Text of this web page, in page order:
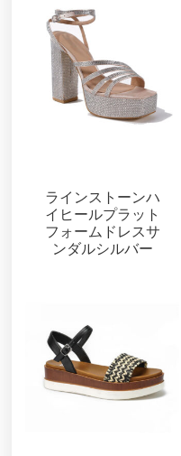
ラインストーンハ
イヒールプラット
フォームドレスサ
ンダルシルバー